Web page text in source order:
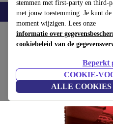
stemmen met first-party en third-
met jouw toestemming. Je kunt de
moment wijzigen. Lees onze
informatie over
cookiebeleid van de
Beperkt
COOKIE-
ALLE
Smartphones Laptops Tablets
Home Producten Huishouden
Dennis Hopper.
wit
(Beoordelingen worden